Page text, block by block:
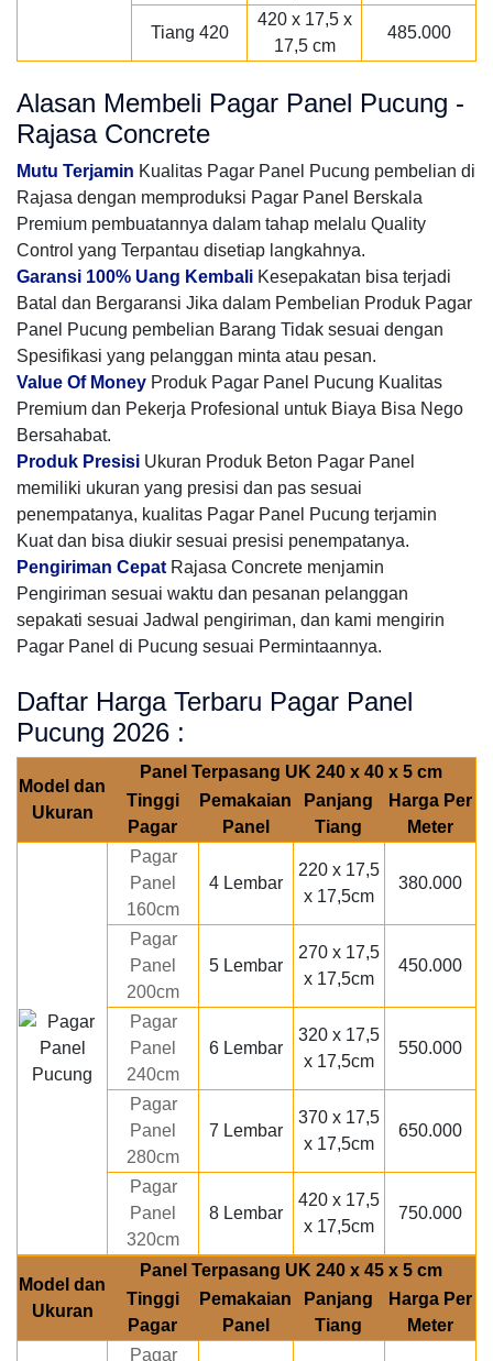
Tiang 420
420 x 17,5 x
17,5 cm
485.000
Alasan Membeli Pagar Panel Pucung -
Rajasa Concrete
Mutu Terjamin Kualitas Pagar Panel Pucung pembelian di
Rajasa dengan memproduksi Pagar Panel Berskala
Premium pembuatannya dalam tahap melalu Quality
Control yang Terpantau disetiap langkahnya.
Garansi 100% Uang Kembali Kesepakatan bisa terjadi
Batal dan Bergaransi Jika dalam Pembelian Produk Pagar
Panel Pucung pembelian Barang Tidak sesuai dengan
Spesifikasi yang pelanggan minta atau pesan.
Value Of Money Produk Pagar Panel Pucung Kualitas
Premium dan Pekerja Profesional untuk Biaya Bisa Nego
Bersahabat.
Produk Presisi Ukuran Produk Beton Pagar Panel
memiliki ukuran yang presisi dan pas sesuai
penempatanya, kualitas Pagar Panel Pucung terjamin
Kuat dan bisa diukir sesuai presisi penempatanya.
Pengiriman Cepat Rajasa Concrete menjamin
Pengiriman sesuai waktu dan pesanan pelanggan
sepakati sesuai Jadwal pengiriman, dan kami mengirin
Pagar Panel di Pucung sesuai Permintaannya.
Daftar Harga Terbaru Pagar Panel
Pucung 2026 :
Model dan
Ukuran
Panel Terpasang UK 240 x 40 x 5 cm
Tinggi
Pagar
Pemakaian
Panel
Panjang
Tiang
Harga Per
Meter
Pagar
Panel
160cm
4 Lembar
220 x 17,5
x 17,5cm
380.000
Pagar
Panel
200cm
5 Lembar
270 x 17,5
x 17,5cm
450.000
Pagar
Panel
240cm
6 Lembar
320 x 17,5
x 17,5cm
550.000
Pagar
Panel
280cm
7 Lembar
370 x 17,5
x 17,5cm
650.000
Pagar
Panel
320cm
8 Lembar
420 x 17,5
x 17,5cm
750.000
Model dan
Ukuran
Panel Terpasang UK 240 x 45 x 5 cm
Tinggi
Pagar
Pemakaian
Panel
Panjang
Tiang
Harga Per
Meter
Pagar